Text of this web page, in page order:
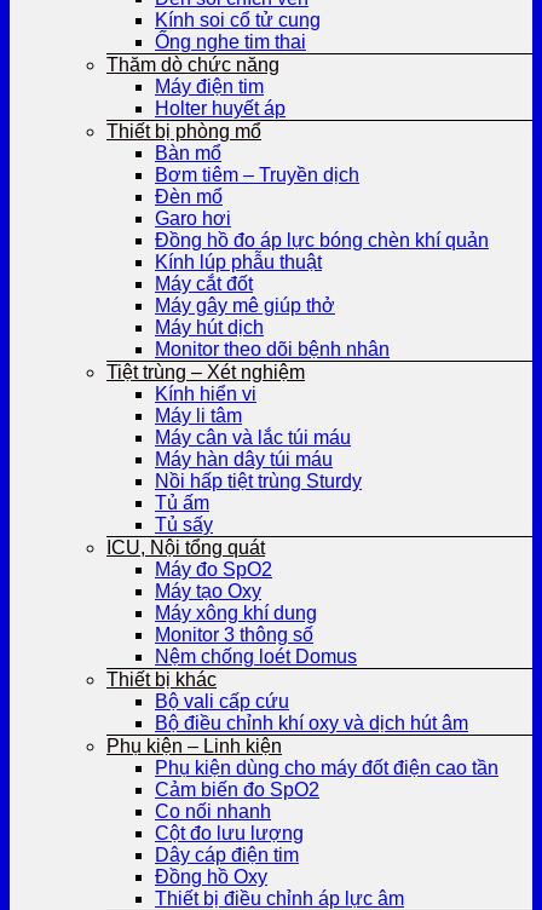
Kính soi cổ tử cung
Ống nghe tim thai
Thăm dò chức năng
Máy điện tim
Holter huyết áp
Thiết bị phòng mổ
Bàn mổ
Bơm tiêm – Truyền dịch
Đèn mổ
Garo hơi
Đồng hồ đo áp lực bóng chèn khí quản
Kính lúp phẫu thuật
Máy cắt đốt
Máy gây mê giúp thở
Máy hút dịch
Monitor theo dõi bệnh nhân
Tiệt trùng – Xét nghiệm
Kính hiển vi
Máy li tâm
Máy cân và lắc túi máu
Máy hàn dây túi máu
Nồi hấp tiệt trùng Sturdy
Tủ ấm
Tủ sấy
ICU, Nội tổng quát
Máy đo SpO2
Máy tạo Oxy
Máy xông khí dung
Monitor 3 thông số
Nệm chống loét Domus
Thiết bị khác
Bộ vali cấp cứu
Bộ điều chỉnh khí oxy và dịch hút âm
Phụ kiện – Linh kiện
Phụ kiện dùng cho máy đốt điện cao tần
Cảm biến đo SpO2
Co nối nhanh
Cột đo lưu lượng
Dây cáp điện tim
Đồng hồ Oxy
Thiết bị điều chỉnh áp lực âm